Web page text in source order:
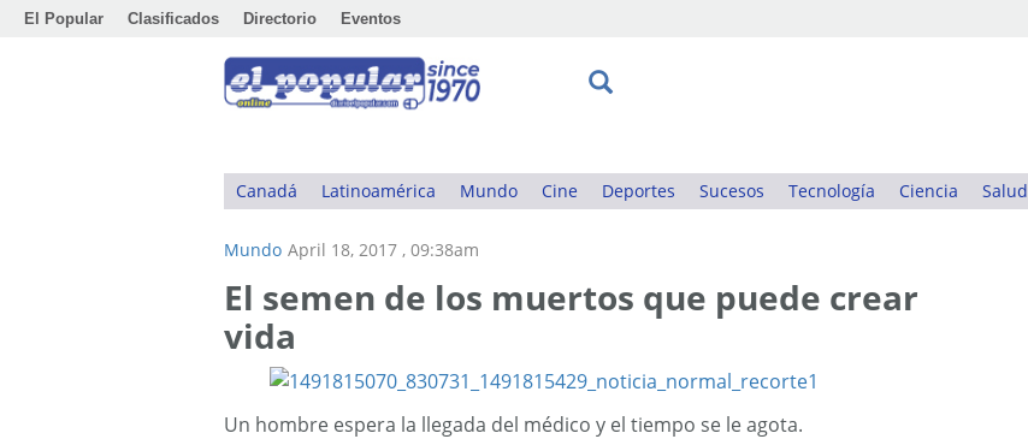
El Popular Clasificados Directorio Eventos
Canadá Latinoamérica Mundo Cine Deportes Sucesos Tecnología Ciencia Salud
Mundo April 18, 2017 , 09:38am
El semen de los muertos que puede crear
vida
Un hombre espera la llegada del médico y el tiempo se le agota.